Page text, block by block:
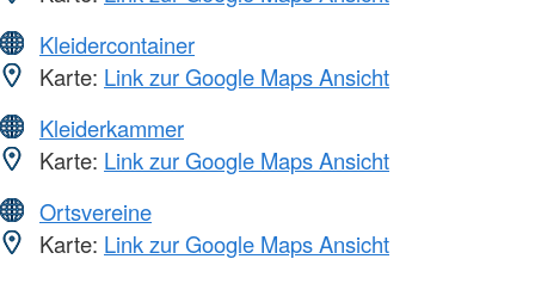
Kleidercontainer
Karte: Link zur Google Maps Ansicht
Kleiderkammer
Karte: Link zur Google Maps Ansicht
Ortsvereine
Karte: Link zur Google Maps Ansicht